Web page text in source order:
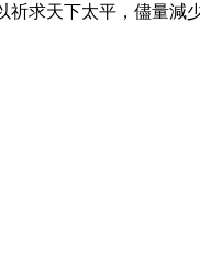
求天下太平，儘量減